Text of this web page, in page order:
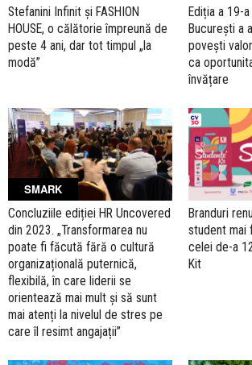
Stefanini Infinit și FASHION
HOUSE, o călătorie împreună de
peste 4 ani, dar tot timpul „la
modă”
Ediția a 19-
București a
povești
ca
învățare
SMARK
Concluziile ediției HR Uncovered
din 2023. „Transformarea nu
poate fi făcută fără o cultură
organizațională puternică,
flexibilă, în care liderii se
orientează mai mult și să sunt
mai atenți la nivelul de stres pe
care îl resimt angajații”
Branduri
student mai
celei de-a
Kit